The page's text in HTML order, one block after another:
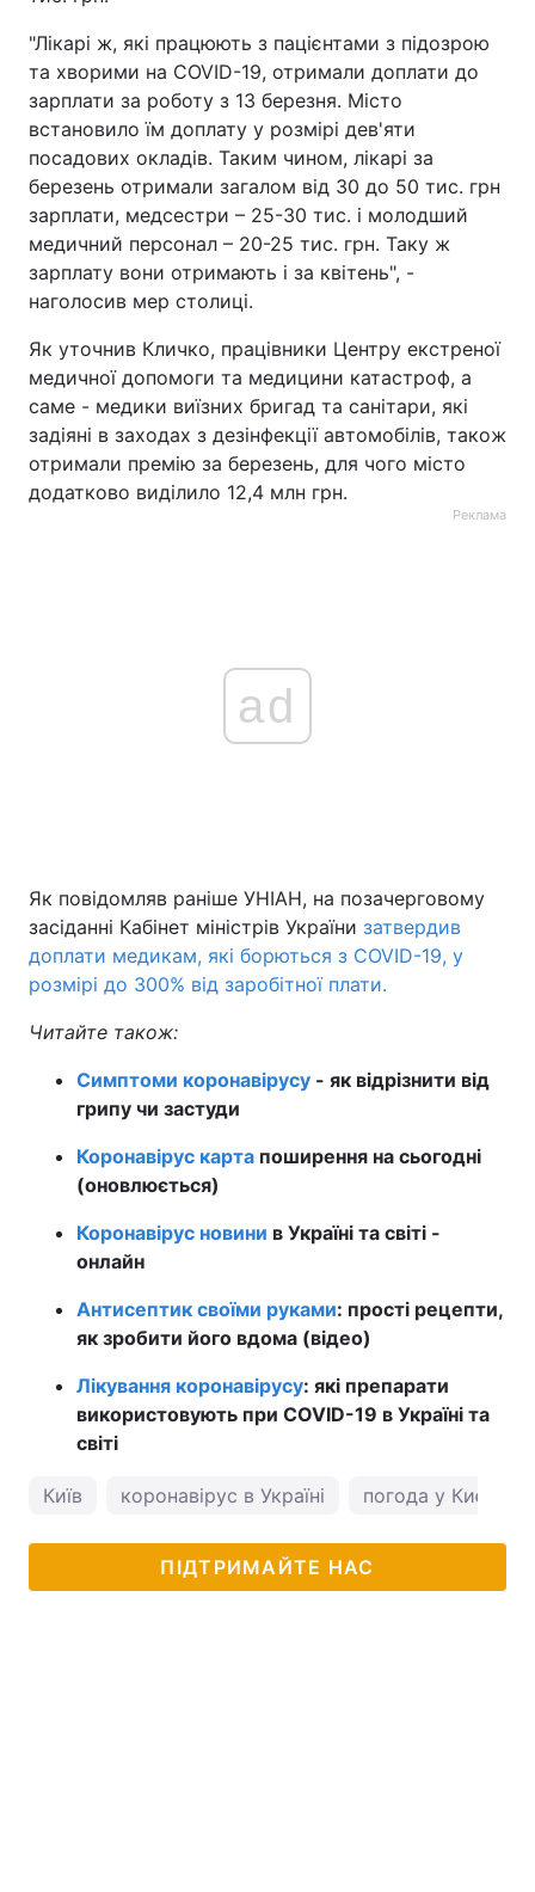
"Лікарі ж, які працюють з пацієнтами з підозрою
та хворими на COVID-19, отримали доплати до
зарплати за роботу з 13 березня. Місто
встановило їм доплату у розмірі дев'яти
посадових окладів. Таким чином, лікарі за
березень отримали загалом від 30 до 50 тис. грн
зарплати, медсестри – 25-30 тис. і молодший
медичний персонал – 20-25 тис. грн. Таку ж
зарплату вони отримають і за квітень", -
наголосив мер столиці.
Як уточнив Кличко, працівники Центру екстреної
медичної допомоги та медицини катастроф, а
саме - медики виїзних бригад та санітари, які
задіяні в заходах з дезінфекції автомобілів, також
отримали премію за березень, для чого місто
додатково виділило 12,4 млн грн.
Реклама
ad
Як повідомляв раніше УНІАН, на позачерговому
засіданні Кабінет міністрів України затвердив
доплати медикам, які борються з COVID-19, у
розмірі до 300% від заробітної плати.
Читайте також:
Симптоми коронавірусу - як відрізнити від
грипу чи застуди
Коронавірус карта поширення на сьогодні
(оновлюється)
Коронавірус новини в Україні та світі -
онлайн
Антисептик своїми руками: прості рецепти,
як зробити його вдома (відео)
Лікування коронавірусу: які препарати
використовують при COVID-19 в Україні та
світі
Київ коронавірус в Україні погода у Києві
ПІДТРИМАЙТЕ НАС